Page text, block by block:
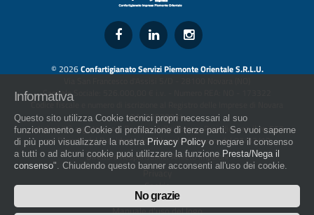
© 2026Confartigianato Servizi Piemonte Orientale S.R.L.U.
Capitale Sociale: 526.000,00 € i.v. - Numero REA: NO - 173322
Codice fiscale e numero di iscrizione al Registro delle Imprese di Novara
01436930034
artigiani.it è registrato nel Registro della Stampa Periodica con il nr. 562
con Decreto del Presidente del Tribunale di Novara del 07/03/13
Direttore Responsabile: Amleto Impaloni
Privacy
Cookie
Whistleblowing
Manuale d'uso del logo
Informativa
Questo sito utilizza Cookie tecnici propri necessari al suo
funzionamento e Cookie di profilazione di terze parti. Se vuoi saperne
di più puoi visualizzare la nostra Privacy Policy o negare il consenso
a tutti o ad alcuni cookie puoi utilizzare la funzione Presta/Nega il
consenso". Chiudendo questo banner acconsenti all'uso dei cookie.
No grazie